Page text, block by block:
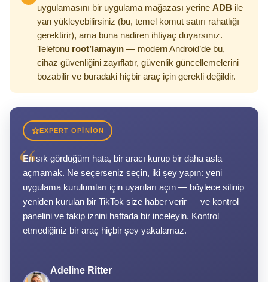
uygulamasını bir uygulama mağazası yerine ADB ile
yan yükleyebilirsiniz (bu, temel komut satırı rahatlığı
gerektirir), ama buna nadiren ihtiyaç duyarsınız.
Telefonu root’lamayın — modern Android’de bu,
cihaz güvenliğini zayıflatır, güvenlik güncellemelerini
bozabilir ve buradaki hiçbir araç için gerekli değildir.
EXPERT OPINION
“
En sık gördüğüm hata, bir aracı kurup bir daha asla
açmamak. Ne seçerseniz seçin, iki şey yapın: yeni
uygulama kurulumları için uyarıları açın — böylece silinip
yeniden kurulan bir TikTok size haber verir — ve kontrol
panelini ve takip iznini haftada bir inceleyin. Kontrol
etmediğiniz bir araç hiçbir şey yakalamaz.
Adeline Ritter